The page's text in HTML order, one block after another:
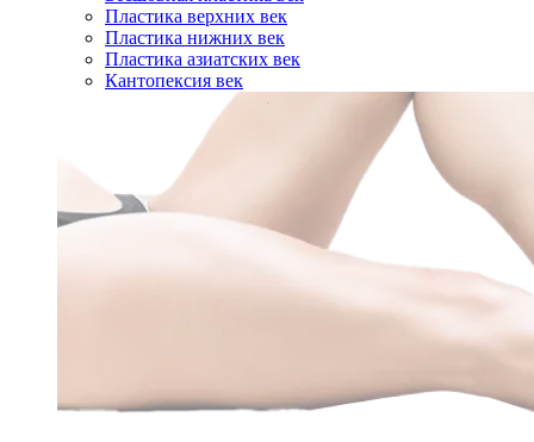
Пластика верхних век
Пластика нижних век
Пластика азиатских век
Кантопексия век